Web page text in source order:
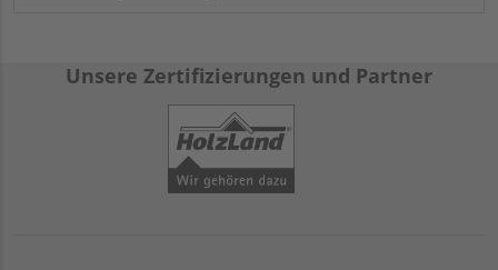
Unsere Zertifizierungen und Partner